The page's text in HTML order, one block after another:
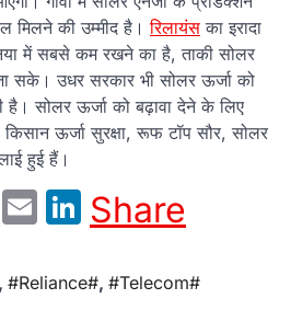
मिलने की उम्मीद है।रिलायंस का इरादा
में सबसे कम रखने का है, ताकी सोलर
सके। उधर सरकार भी सोलर ऊर्जा को
है। सोलर ऊर्जा को बढ़ावा देने के लिए
ऊर्जा सुरक्षा, रूफ टॉप सौर, सोलर
हुई हैं।
Reddit
EmailLinkedIn
Share
, #Reliance#, #Telecom#